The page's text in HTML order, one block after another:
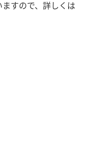
すので、詳しくは